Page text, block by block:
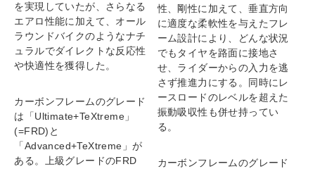
を実現していたが、さらなる
エアロ性能に加えて、オール
ラウンドバイクのようなナチ
ュラルでダイレクトな反応性
や快適性を獲得した。
カーボンフレームのグレード
は「Ultimate+TeXtreme」
(=FRD)と
「Advanced+TeXtreme」が
ある。上級グレードのFRD
性、剛性に加えて、垂直方向
に適度な柔軟性を与えたフレ
ーム設計により、どんな状況
でもタイヤを路面に接地さ
せ、ライダーからの入力を逃
さず推進力にする。同時にレ
ースロードのレベルを超えた
振動吸収性も併せ持ってい
る。
カーボンフレームのグレード